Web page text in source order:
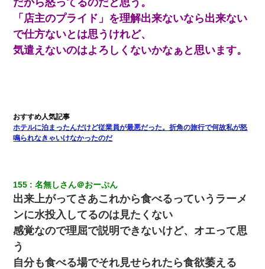
【不幸な結婚式】新郎親族「ブスのくせにドレスなんか着ちゃっ
てさ～ほんと恥ずかしいわよね～（大声」新郎両親「！！！（土
下座」→ 結果・・・
【身体で払わせて】女友達「ごめん、何も言わずにお金貸してく
ださい……」俺「いいよ！いくら？」女友達「10万円ぐら
い……」俺「ほい！10万！」→
「店主のプライド」を理解出来ないなら出来ない
で仕方ないとは思うけれど、
気遣えないのはよろしくないかなぁと思います。
ホテルに泊まったんだけど従業員が最悪だった。折角の旅行で何故私が怒
鳴られなきゃいけなかったのだ
155 名無しさん＠おーぷん
出来上がってさあこれから食べるっていうラーメ
ンに水投入してるのは見たくない
感覚なので理屈で説明できないけど、オエって思
う
自分も食べる場でそれ見せられたら食欲萎える